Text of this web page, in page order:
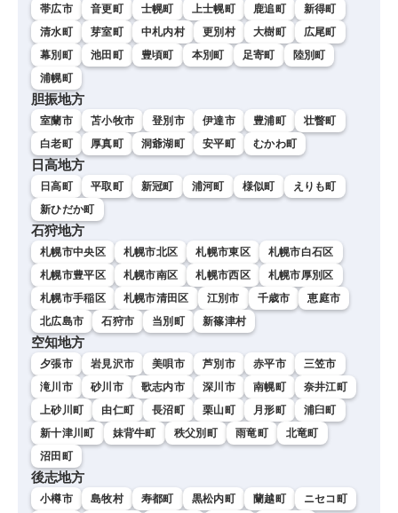
帯広市 音更町 士幌町 上士幌町 鹿追町
新得町
清水町
芽室町 中札内村 更別村 大樹町
広尾町
幕別町
池田町 豊頃町 本別町 足寄町
陸別町
浦幌町
胆振地方
室蘭市 苫小牧市 登別市 伊達市 豊浦町
壮瞥町
白老町
厚真町 洞爺湖町 安平町 むかわ町
日高地方
日高町 平取町 新冠町 浦河町 様似町
えりも町
新ひだか町
石狩地方
札幌市中央区 札幌市北区 札幌市東区
札幌市白石区
札幌市豊平区
札幌市南区 札幌市西区
札幌市厚別区
札幌市手稲区
札幌市清田区 江別市 千歳市
恵庭市
北広島市
石狩市 当別町 新篠津村
空知地方
夕張市 岩見沢市 美唄市 芦別市 赤平市
三笠市
滝川市
砂川市 歌志内市 深川市 南幌町
奈井江町
上砂川町
由仁町 長沼町 栗山町 月形町
浦臼町
新十津川町
妹背牛町 秩父別町 雨竜町
北竜町
沼田町
後志地方
小樽市 島牧村 寿都町 黒松内町 蘭越町
ニセコ町